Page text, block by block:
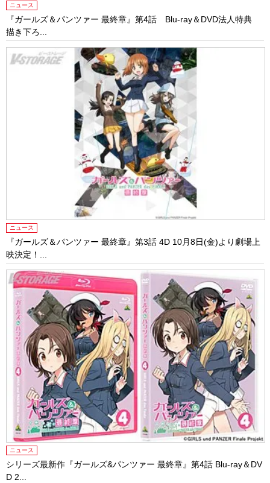
ニュース
『ガールズ＆パンツァー 最終章』第4話 Blu-ray＆DVD法人特典
描き下ろ...
ニュース
『ガールズ＆パンツァー 最終章』第3話 4D 10月8日(金)より劇場上
映決定！...
ニュース
シリーズ最新作『ガールズ&パンツァー 最終章』第4話 Blu-ray＆DV
D 2...